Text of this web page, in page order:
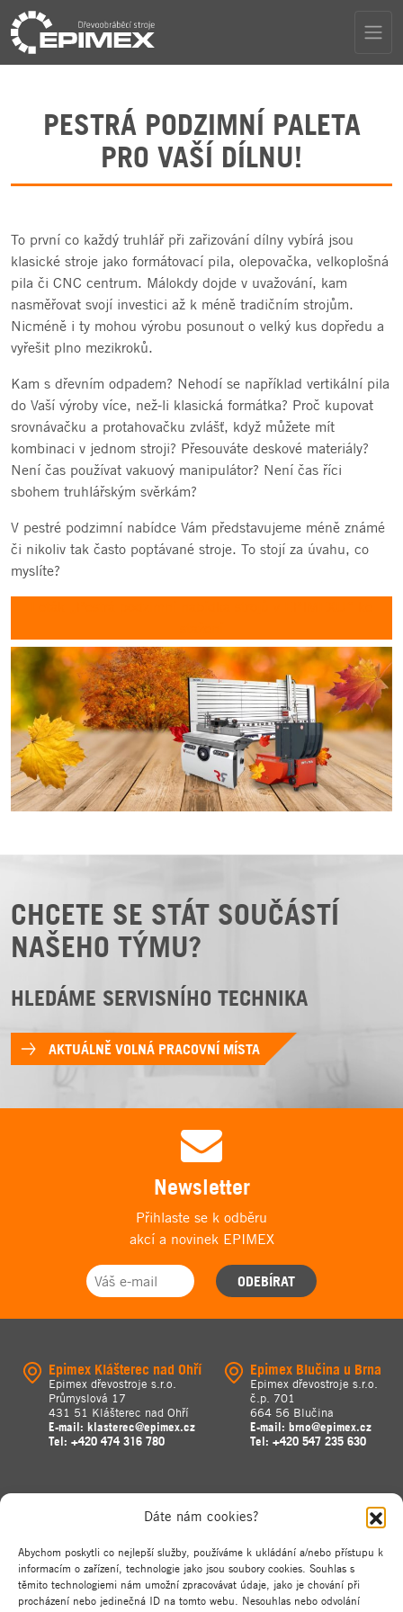
Dáte nám cookies?
Abychom poskytli co nejlepší služby, používáme k ukládání a/nebo přístupu k
informacím o zařízení, technologie jako jsou soubory cookies. Souhlas s
těmito technologiemi nám umožní zpracovávat údaje, jako je chování při
procházení nebo jedinečná ID na tomto webu. Nesouhlas nebo odvolání
PESTRÁ PODZIMNÍ PALETA
PRO VAŠÍ DÍLNU!
To první co každý truhlář při zařizování dílny vybírá jsou
klasické stroje jako formátovací pila, olepovačka, velkoplošná
pila či CNC centrum. Málokdy dojde v uvažování, kam
nasměřovat svojí investici až k méně tradičním strojům.
Nicméně i ty mohou výrobu posunout o velký kus dopředu a
vyřešit plno mezikroků.
Kam s dřevním odpadem? Nehodí se například vertikální pila
do Vaší výroby více, než-li klasická formátka? Proč kupovat
srovnávačku a protahovačku zvlášť, když můžete mít
kombinaci v jednom stroji? Přesouváte deskové materiály?
Není čas používat vakuový manipulátor? Není čas říci
sbohem truhlářským svěrkám?
V pestré podzimní nabídce Vám představujeme méně známé
či nikoliv tak často poptávané stroje. To stojí za úvahu, co
myslíte?
CHCETE SE STÁT SOUČÁSTÍ
NAŠEHO TÝMU?
HLEDÁME SERVISNÍHO TECHNIKA
AKTUÁLNĚ VOLNÁ PRACOVNÍ MÍSTA
Newsletter
Přihlaste se k odběru
akcí a novinek EPIMEX
ODEBÍRAT
Epimex Klášterec nad Ohří
Epimex dřevostroje s.r.o.
Průmyslová 17
431 51 Klášterec nad Ohří
E-mail: klasterec@epimex.cz
Tel: +420 474 316 780
Epimex Blučina u Brna
Epimex dřevostroje s.r.o.
č.p. 701
664 56 Blučina
E-mail: brno@epimex.cz
Tel: +420 547 235 630